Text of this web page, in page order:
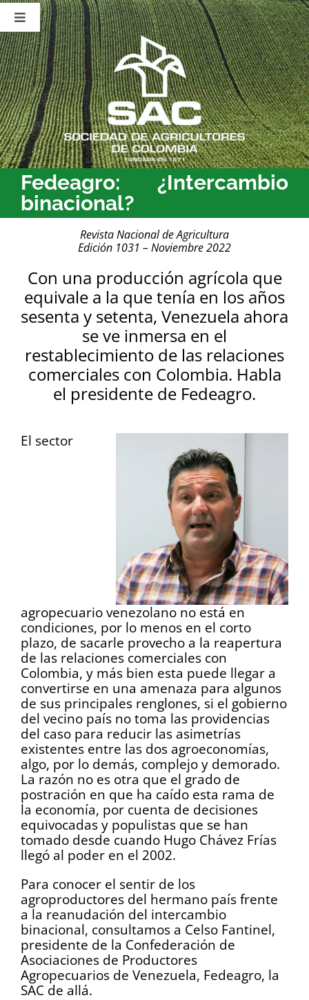
Saltar
contenido
Toggle
Navigation
Nosotros
Publicaciones
Sala de Prensa
Eventos
Fedeagro: ¿Intercambio
binacional?
Revista Nacional de Agricultura
Edición 1031 – Noviembre 2022
Con una producción agrícola que
equivale a la que tenía en los años
sesenta y setenta, Venezuela ahora
se ve inmersa en el
restablecimiento de las relaciones
comerciales con Colombia. Habla
el presidente de Fedeagro.
El sector
agropecuario venezolano no está en
condiciones, por lo menos en el corto
plazo, de sacarle provecho a la reapertura
de las relaciones comerciales con
Colombia, y más bien esta puede llegar a
convertirse en una amenaza para algunos
de sus principales renglones, si el gobierno
del vecino país no toma las providencias
del caso para reducir las asimetrías
existentes entre las dos agroeconomías,
algo, por lo demás, complejo y demorado.
La razón no es otra que el grado de
postración en que ha caído esta rama de
la economía, por cuenta de decisiones
equivocadas y populistas que se han
tomado desde cuando Hugo Chávez Frías
llegó al poder en el 2002.
Para conocer el sentir de los
agroproductores del hermano país frente
a la reanudación del intercambio
binacional, consultamos a Celso Fantinel,
presidente de la Confederación de
Asociaciones de Productores
Agropecuarios de Venezuela, Fedeagro, la
SAC de allá.